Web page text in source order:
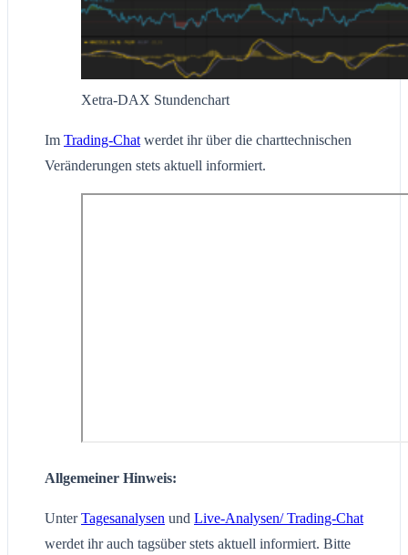
Xetra-DAX Stundenchart
Im Trading-Chat werdet ihr über die charttechnischen
Veränderungen stets aktuell informiert.
Allgemeiner Hinweis:
UnterTagesanalysen und Live-Analysen/ Trading-Chat
werdet ihr auch tagsüber stets aktuell informiert. Bitte